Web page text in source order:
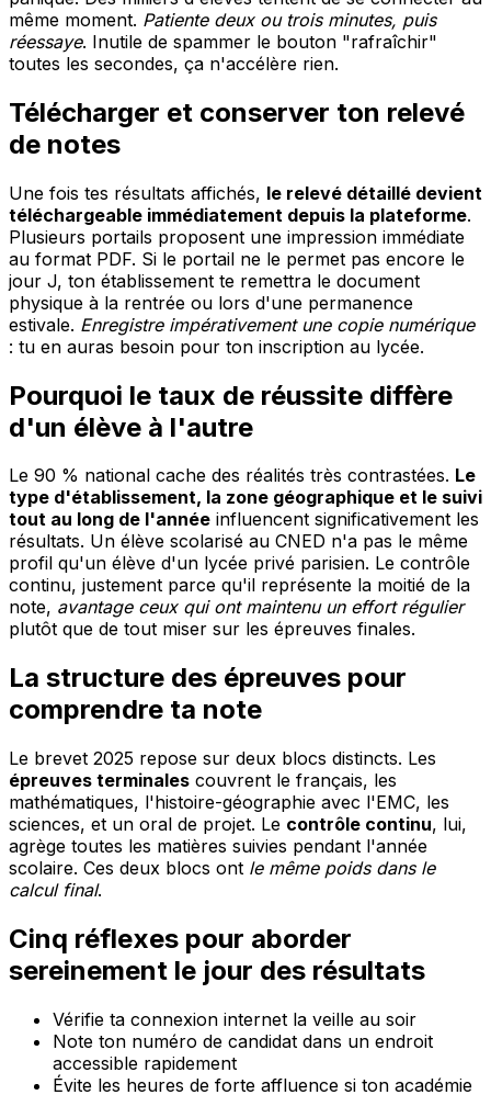
même moment. Patiente deux ou trois minutes, puis
réessaye. Inutile de spammer le bouton "rafraîchir"
toutes les secondes, ça n'accélère rien.
Télécharger et conserver ton relevé
de notes
Une fois tes résultats affichés, le relevé détaillé devient
téléchargeable immédiatement depuis la plateforme.
Plusieurs portails proposent une impression immédiate
au format PDF. Si le portail ne le permet pas encore le
jour J, ton établissement te remettra le document
physique à la rentrée ou lors d'une permanence
estivale. Enregistre impérativement une copie numérique
: tu en auras besoin pour ton inscription au lycée.
Pourquoi le taux de réussite diffère
d'un élève à l'autre
Le 90 % national cache des réalités très contrastées. Le
type d'établissement, la zone géographique et le suivi
tout au long de l'année influencent significativement les
résultats. Un élève scolarisé au CNED n'a pas le même
profil qu'un élève d'un lycée privé parisien. Le contrôle
continu, justement parce qu'il représente la moitié de la
note, avantage ceux qui ont maintenu un effort régulier
plutôt que de tout miser sur les épreuves finales.
La structure des épreuves pour
comprendre ta note
Le brevet 2025 repose sur deux blocs distincts. Les
épreuves terminales couvrent le français, les
mathématiques, l'histoire-géographie avec l'EMC, les
sciences, et un oral de projet. Le contrôle continu, lui,
agrège toutes les matières suivies pendant l'année
scolaire. Ces deux blocs ont le même poids dans le
calcul final.
Cinq réflexes pour aborder
sereinement le jour des résultats
Vérifie ta connexion internet la veille au soir
Note ton numéro de candidat dans un endroit
accessible rapidement
Évite les heures de forte affluence si ton académie